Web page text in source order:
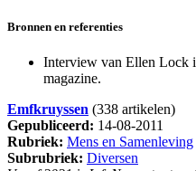
Bronnen en referenties
Interview van Ellen Lock
magazine.
Emfkruyssen (338 artikelen)
Gepubliceerd: 14-08-2011
Rubriek: Mens en Samenleving
Subrubriek: Diversen